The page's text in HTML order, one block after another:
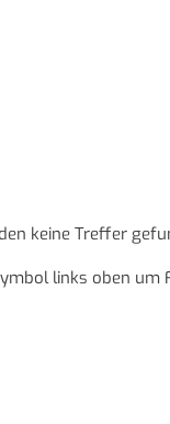
keine Treffer
links oben um